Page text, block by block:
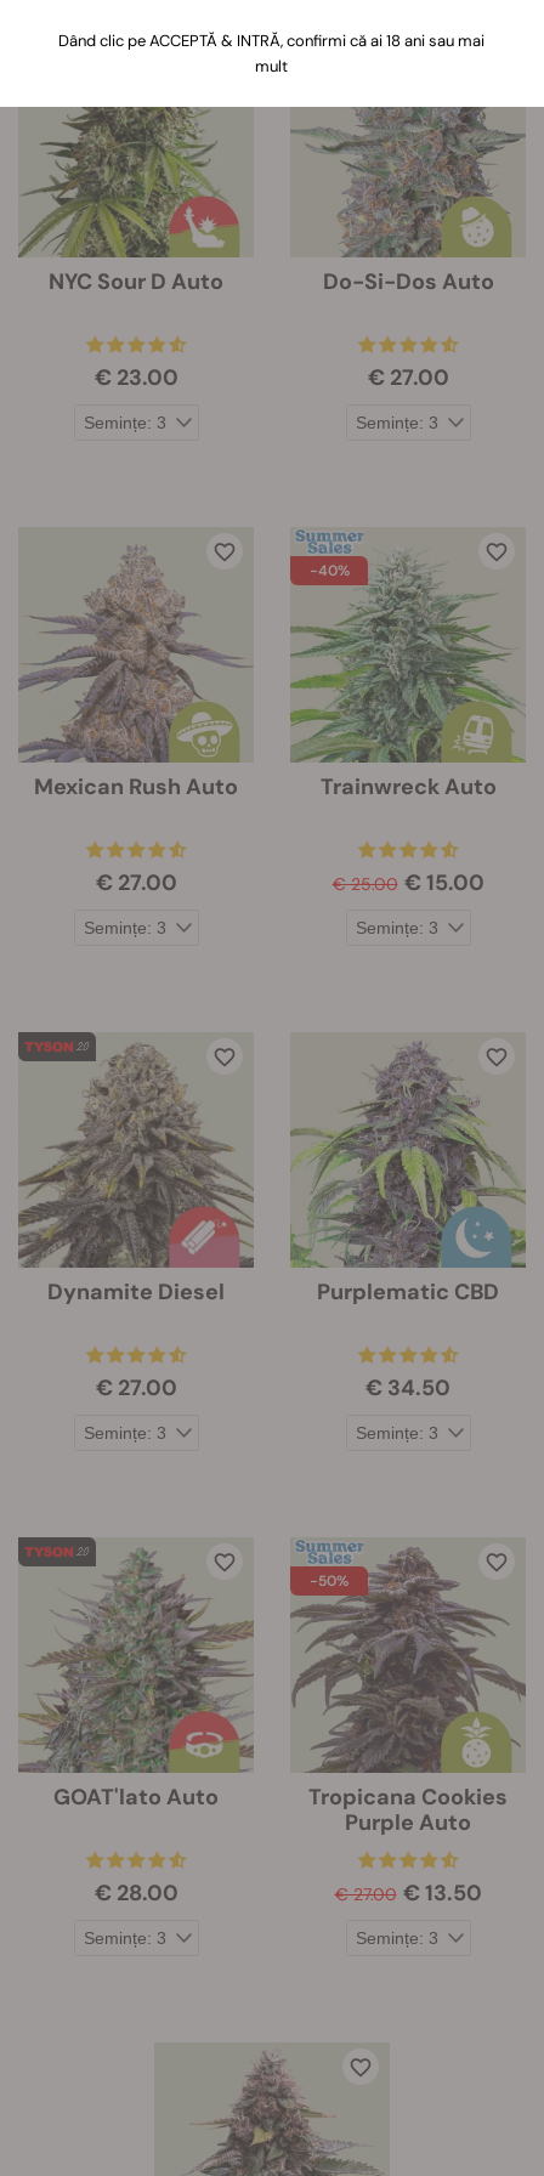
Când dai clic pe acest link, informațiile
despre caracteristicile fiecărei tulpini
vor fi extinse sub imaginea tulpinii.
NYC Sour D Auto
€ 23.00
Do-Si-Dos Auto
€ 27.00
Mexican Rush Auto
€ 27.00
-40%
Trainwreck Auto
€ 25.00 € 15.00
Dynamite Diesel
€ 27.00
Purplematic CBD
€ 34.50
GOAT'lato Auto
€ 28.00
-50%
Tropicana Cookies
Purple Auto
€ 27.00 € 13.50
Dând clic pe ACCEPTĂ & INTRĂ, confirmi că ai 18 ani sau mai
mult